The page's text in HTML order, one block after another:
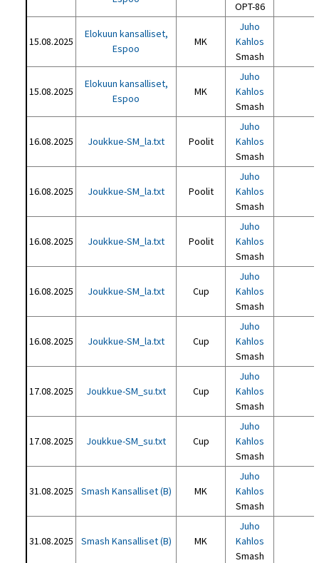
OPT-86
15.08.2025
Elokuun kansalliset,
Espoo
MK
Juho
Kahlos
Smash
15.08.2025
Elokuun kansalliset,
Espoo
MK
Juho
Kahlos
Smash
16.08.2025 Joukkue-SM_la.txt Poolit
Juho
Kahlos
Smash
16.08.2025 Joukkue-SM_la.txt Poolit
Juho
Kahlos
Smash
16.08.2025 Joukkue-SM_la.txt Poolit
Juho
Kahlos
Smash
16.08.2025 Joukkue-SM_la.txt Cup
Juho
Kahlos
Smash
16.08.2025 Joukkue-SM_la.txt Cup
Juho
Kahlos
Smash
17.08.2025 Joukkue-SM_su.txt Cup
Juho
Kahlos
Smash
17.08.2025 Joukkue-SM_su.txt Cup
Juho
Kahlos
Smash
31.08.2025 Smash Kansalliset (B) MK
Juho
Kahlos
Smash
31.08.2025 Smash Kansalliset (B) MK
Juho
Kahlos
Smash